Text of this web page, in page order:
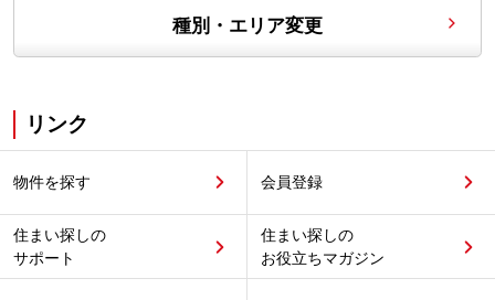
種別・エリア変更
リンク
物件を探す 会員登録
住まい探しの
サポート
住まい探しの
お役立ちマガジン